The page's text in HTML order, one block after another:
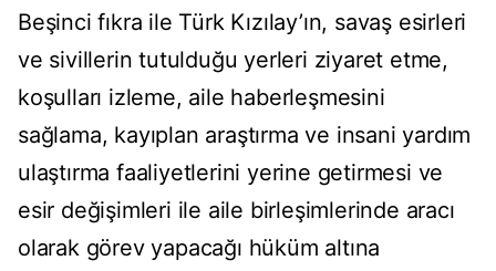
Beşinci fıkra ile Türk Kızılay’ın, savaş esirleri
ve sivillerin tutulduğu yerleri ziyaret etme,
koşulları izleme, aile haberleşmesini
sağlama, kayıplan araştırma ve insani yardım
ulaştırma faaliyetlerini yerine getirmesi ve
esir değişimleri ile aile birleşimlerinde aracı
olarak görev yapacağı hüküm altına